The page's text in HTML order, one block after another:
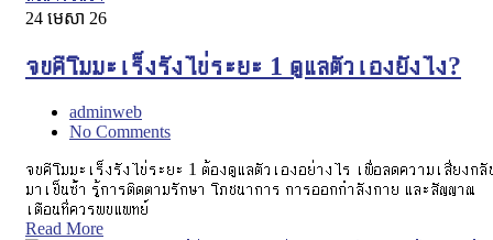
24 មេសា 26
จบคีโมมะเร็งรังไข่ระยะ 1 ดูแลตัวเองยังไง?
adminweb
No Comments
จบคีโมมะเร็งรังไข่ระยะ 1 ต้องดูแลตัวเองอย่างไร เพื่อลดความเสี่ยงกลั
มาเป็นซ้ำ รู้การติดตามรักษา โภชนาการ การออกกำลังกาย และสัญญาณ
เตือนที่ควรพบแพทย์
Read More